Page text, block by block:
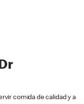
comida de calidad y a